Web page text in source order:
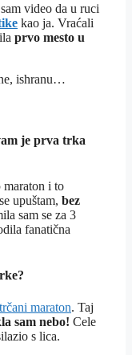
video da u ruci
kao ja. Vraćali
prvo mesto u
ishranu…
je prva trka
i to
upuštam, bez
sam se za 3
fanatična
maraton. Taj
sam nebo! Cele
s lica.